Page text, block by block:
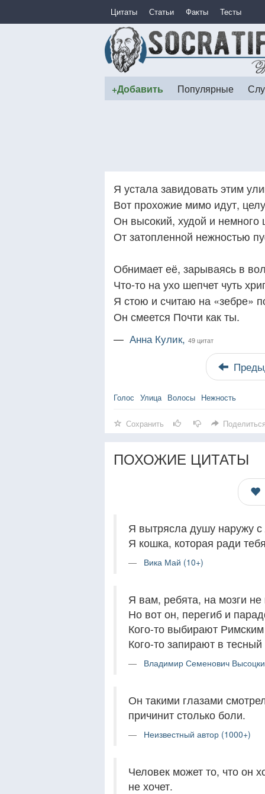
Цитаты Статьи Факты Тесты
+Добавить Популярные
Я устала завидовать этим
Вот прохожие мимо идут,
Он высокий, худой и немного
От затопленной нежностью
Обнимает её, зарываясь в
Что-то на ухо шепчет чуть
Я стою и считаю на «зебре»
Он смеется Почти как ты.
— Анна Кулик, 49 цитат
Голос Улица Волосы Нежность
Сохранить Поделиться
ПОХОЖИЕ ЦИТАТЫ
Я вытрясла душу наружу
Я кошка, которая ради
Вика Май (10+)
Я вам, ребята, на мозги
Но вот он, перегиб и
Кого-то выбирают
Кого-то запирают в тесный
Владимир Семенович
Он такими глазами
причинит столько боли.
Неизвестный автор (1000+)
Человек может то, что он
не хочет.